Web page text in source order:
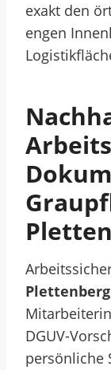
exakt den
engen
Plettenberg
DGUV-
persönliche